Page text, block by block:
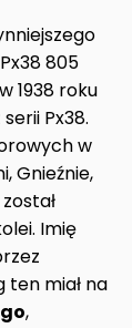
805
1938 roku
Px38.
w
Gnieźnie,
Imię
ten miał na
,